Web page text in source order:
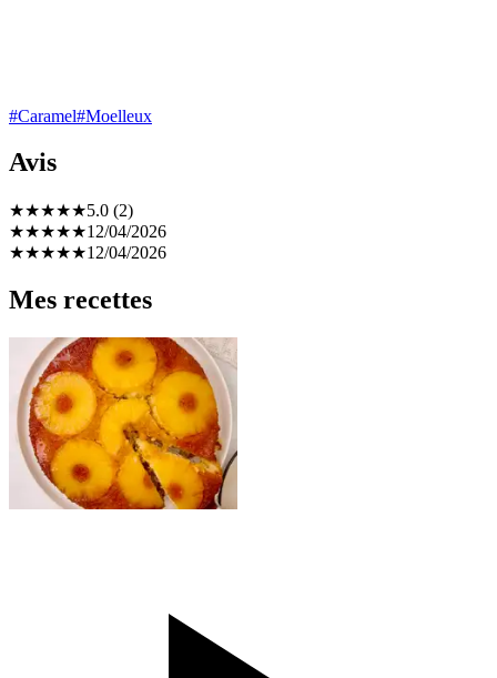
#Caramel#Moelleux
Avis
★★★★★5.0 (2)
★★★★★12/04/2026
★★★★★12/04/2026
Mes recettes